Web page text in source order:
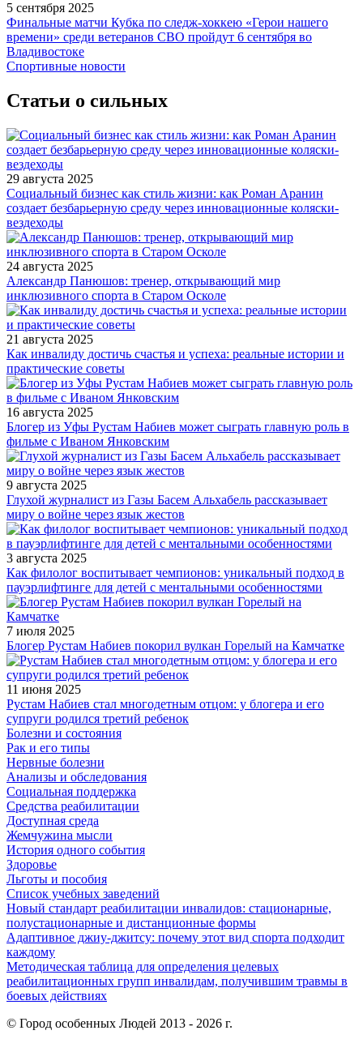
5 сентября 2025
Финальные матчи Кубка по следж-хоккею «Герои нашего
времени» среди ветеранов СВО пройдут 6 сентября во
Владивостоке
Спортивные новости
Статьи о сильных
29 августа 2025
Социальный бизнес как стиль жизни: как Роман Аранин
создает безбарьерную среду через инновационные коляски-
вездеходы
24 августа 2025
Александр Панюшов: тренер, открывающий мир
инклюзивного спорта в Старом Осколе
21 августа 2025
Как инвалиду достичь счастья и успеха: реальные истории и
практические советы
16 августа 2025
Блогер из Уфы Рустам Набиев может сыграть главную роль в
фильме с Иваном Янковским
9 августа 2025
Глухой журналист из Газы Басем Альхабель рассказывает
миру о войне через язык жестов
3 августа 2025
Как филолог воспитывает чемпионов: уникальный подход в
пауэрлифтинге для детей с ментальными особенностями
7 июля 2025
Блогер Рустам Набиев покорил вулкан Горелый на Камчатке
11 июня 2025
Рустам Набиев стал многодетным отцом: у блогера и его
супруги родился третий ребенок
Болезни и состояния
Рак и его типы
Нервные болезни
Анализы и обследования
Социальная поддержка
Средства реабилитации
Доступная среда
Жемчужина мысли
История одного события
Здоровье
Льготы и пособия
Список учебных заведений
Новый стандарт реабилитации инвалидов: стационарные,
полустационарные и дистанционные формы
Адаптивное джиу-джитсу: почему этот вид спорта подходит
каждому
Методическая таблица для определения целевых
реабилитационных групп инвалидам, получившим травмы в
боевых действиях
© Город особенных Людей 2013 - 2026 г.